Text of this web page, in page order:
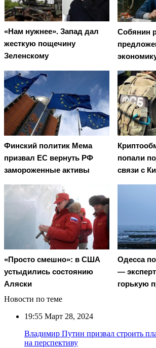
«Нам нужнее». Запад дал
жесткую пощечину
Зеленскому
Собянин
Финский политик Мема
призвал ЕС вернуть РФ
замороженные активы
попали
связи с
«Просто смешно»: в США
устыдились состоянию
Аляски
Oдecca
—
гoрькую
Новости по теме
19:55 Март 28, 2024
Владимир Путин призвал строить
на перспективу